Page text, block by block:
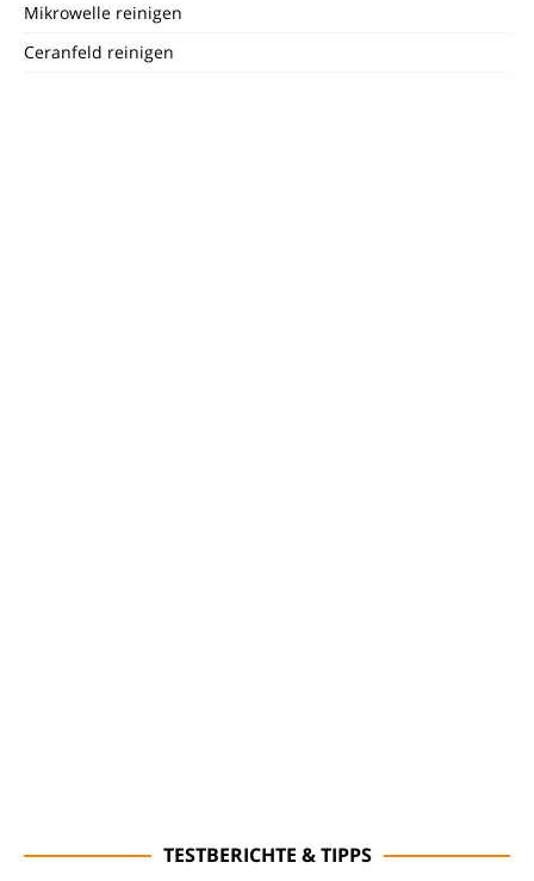
Mikrowelle reinigen
Ceranfeld reinigen
TESTBERICHTE & TIPPS